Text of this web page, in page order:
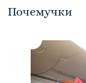
Почемучки